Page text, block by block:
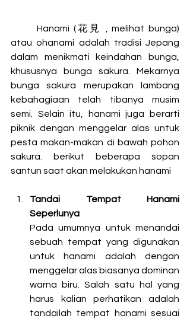
Hanami (花見 , melihat bunga)
atau ohanami adalah tradisi Jepang
dalam menikmati keindahan bunga,
khususnya bunga sakura. Mekarnya
bunga sakura merupakan lambang
kebahagiaan telah tibanya musim
semi. Selain itu, hanami juga berarti
piknik dengan menggelar alas untuk
pesta makan-makan di bawah pohon
sakura. berikut beberapa sopan
santun saat akan melakukan hanami
Tandai Tempat Hanami
Seperlunya
Pada umumnya untuk menandai
sebuah tempat yang digunakan
untuk hanami adalah dengan
menggelar alas biasanya dominan
warna biru. Salah satu hal yang
harus kalian perhatikan adalah
tandailah tempat hanami sesuai